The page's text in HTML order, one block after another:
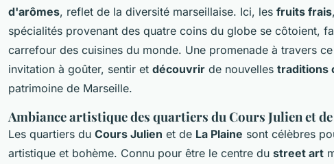
d'arômes, reflet de la diversité marseillaise. Ici, les fruits frais
spécialités provenant des quatre coins du globe se côtoient,
carrefour des cuisines du monde. Une promenade à travers
invitation à goûter, sentir et découvrir de nouvelles traditions
patrimoine de Marseille.
Ambiance artistique des quartiers du Cours Julien et
Les quartiers du Cours Julien et de La Plaine sont célèbres
artistique et bohème. Connu pour être le centre du street art